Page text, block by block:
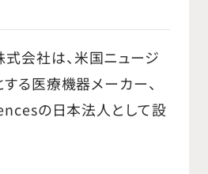
会社は、米国ニュージ
る医療機器メーカー、
の日本法人として設